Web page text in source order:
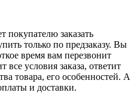
покупателю заказать
только по предзаказу. Вы
время вам перезвонит
условия заказа, ответит
товара, его особенностей. А
и доставки.